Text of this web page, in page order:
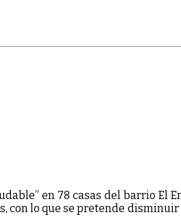
en 78 casas del barrio El
con lo que se pretende disminuir